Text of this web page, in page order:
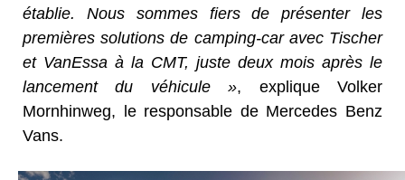
établie. Nous sommes fiers de présenter les
premières solutions de camping-car avec Tischer
et VanEssa à la CMT, juste deux mois après le
lancement du véhicule », explique Volker
Mornhinweg, le responsable de Mercedes Benz
Vans.